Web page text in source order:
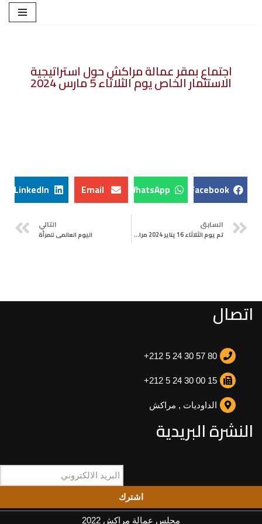
اجتماع بمقر عمالة مراكش حول استراتيجية
الاستثمار الخاص يوم الثلاثاء 5 مارس 2024
Facebook
WhatsApp
Email
LinkedIn
السابق
تم يوم الثلاثاء 16 يناير 2024 مراسيم تسليم السيد الوالي لمفاتيح سيارات النقل المدرسي التي تم اقتنائها من طرف الولاية في إطار المبادرة الوطنية للتنمية البشرية
التالي
اليوم العالمي للمرأة
اتصال
+212 5 24 30 57 80
+212 5 24 30 00 15
الداوديات , مراكش
النشرة البريدية
اشترك
مجلس عمالة مراكش 2022